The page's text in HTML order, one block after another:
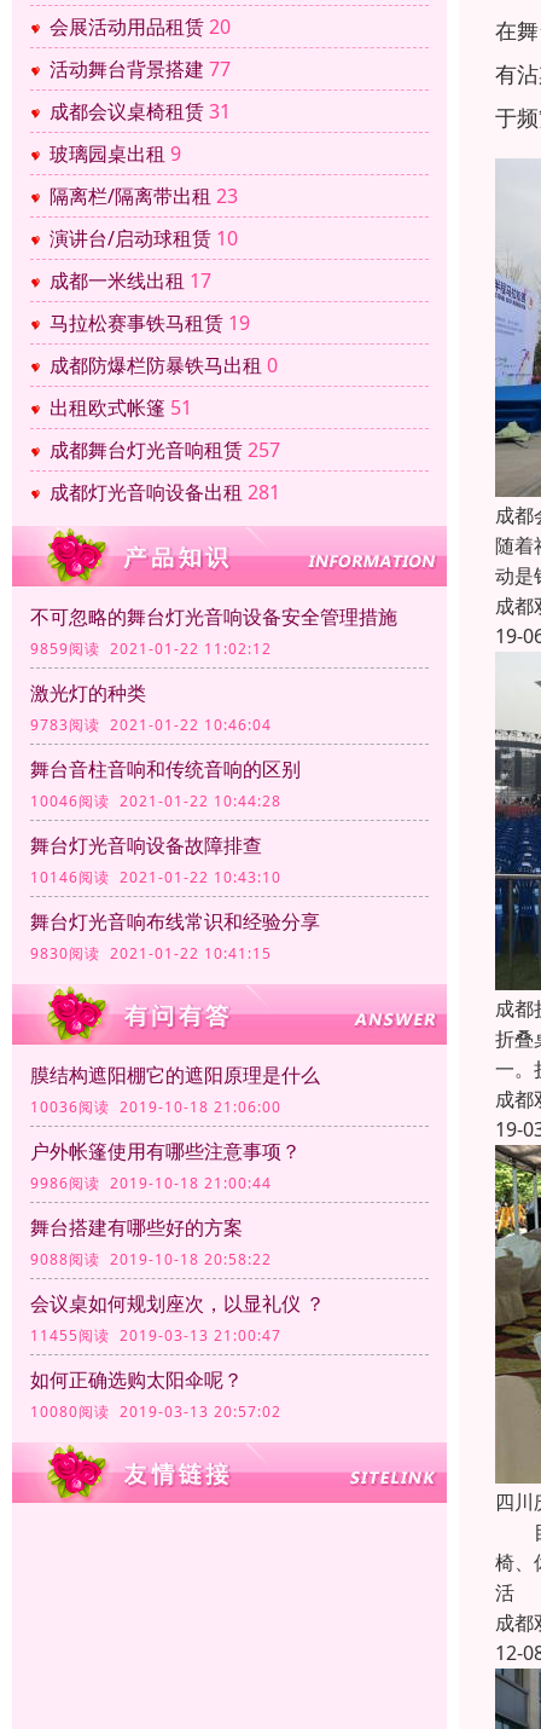
会展活动用品租赁20
活动舞台背景搭建 77
成都会议桌椅租赁31
玻璃园桌出租 9
隔离栏/隔离带出租 23
演讲台/启动球租赁 10
成都一米线出租 17
马拉松赛事铁马租赁 19
成都防爆栏防暴铁马出租 0
出租欧式帐篷 51
成都舞台灯光音响租赁257
成都灯光音响设备出租 281
不可忽略的舞台灯光音响设备安全管理措施
9859阅读 2021-01-22 11:02:12
激光灯的种类
9783阅读 2021-01-22 10:46:04
舞台音柱音响和传统音响的区别
10046阅读 2021-01-22 10:44:28
舞台灯光音响设备故障排查
10146阅读 2021-01-22 10:43:10
舞台灯光音响布线常识和经验分享
9830阅读 2021-01-22 10:41:15
膜结构遮阳棚它的遮阳原理是什么
10036阅读 2019-10-18 21:06:00
户外帐篷使用有哪些注意事项？
9986阅读 2019-10-18 21:00:44
舞台搭建有哪些好的方案
9088阅读 2019-10-18 20:58:22
会议桌如何规划座次，以显礼仪 ？
11455阅读 2019-03-13 21:00:47
如何正确选购太阳伞呢？
10080阅读 2019-03-13 20:57:02
在
有
于
成都
随着
动是
成都
19-
成都
折叠
一。
成都
19-
四川
目
椅、
活
成都
12-